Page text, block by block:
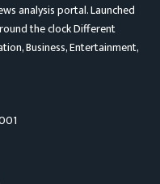
analysis portal. Launched
the clock Different
Business, Entertainment,